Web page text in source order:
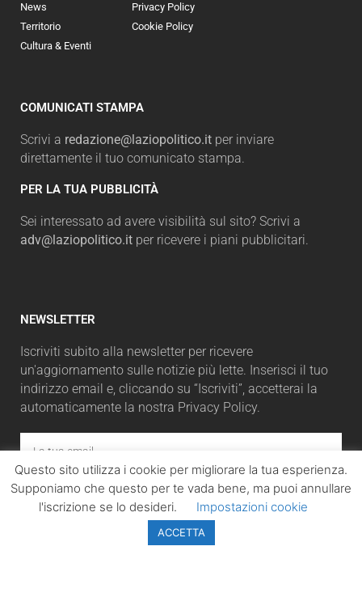
News
Territorio
Cultura & Eventi
Privacy Policy
Cookie Policy
COMUNICATI STAMPA
Scrivi a redazione@laziopolitico.it per inviare
direttamente il tuo comunicato stampa.
PER LA TUA PUBBLICITÀ
Sei interessato ad avere visibilità sul sito? Scrivi a
adv@laziopolitico.it per ricevere i piani pubblicitari.
NEWSLETTER
Iscriviti subito alla newsletter per ricevere
un'aggiornamento sulle notizie più lette. Inserisci il tuo
indirizzo email e, cliccando su “Iscriviti”, accetterai la
automaticamente la nostra Privacy Policy.
ISCRIVITI
Questo sito utilizza i cookie per migliorare la tua esperienza.
Supponiamo che questo per te vada bene, ma puoi annullare
l'iscrizione se lo desideri.
Impostazioni cookie
ACCETTA